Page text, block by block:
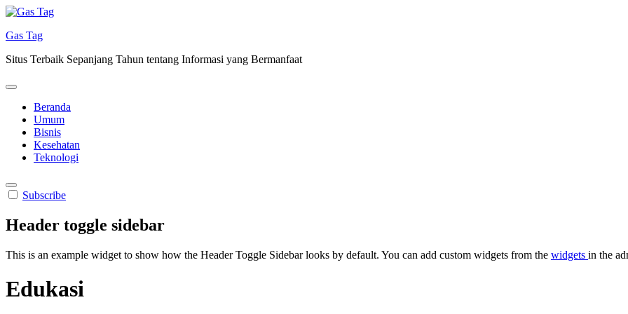
Skip
content
Gas Tag
Situs Terbaik Sepanjang Tahun tentang Informasi yang Bermanfaat
Beranda
Umum
Bisnis
Kesehatan
Teknologi
Subscribe
Header toggle sidebar
This is an example widget to show how the Header Toggle Sidebar looks by default. You can add custom widgets from the widgets in the
Edukasi